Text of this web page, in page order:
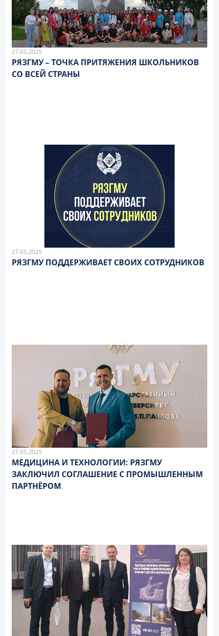
27.05.2025
РЯЗГМУ – ТОЧКА ПРИТЯЖЕНИЯ ШКОЛЬНИКОВ
СО ВСЕЙ СТРАНЫ
27.05.2025
РЯЗГМУ ПОДДЕРЖИВАЕТ СВОИХ СОТРУДНИКОВ
27.05.2025
МЕДИЦИНА И ТЕХНОЛОГИИ: РЯЗГМУ
ЗАКЛЮЧИЛ СОГЛАШЕНИЕ С ПРОМЫШЛЕННЫМ
ПАРТНЁРОМ